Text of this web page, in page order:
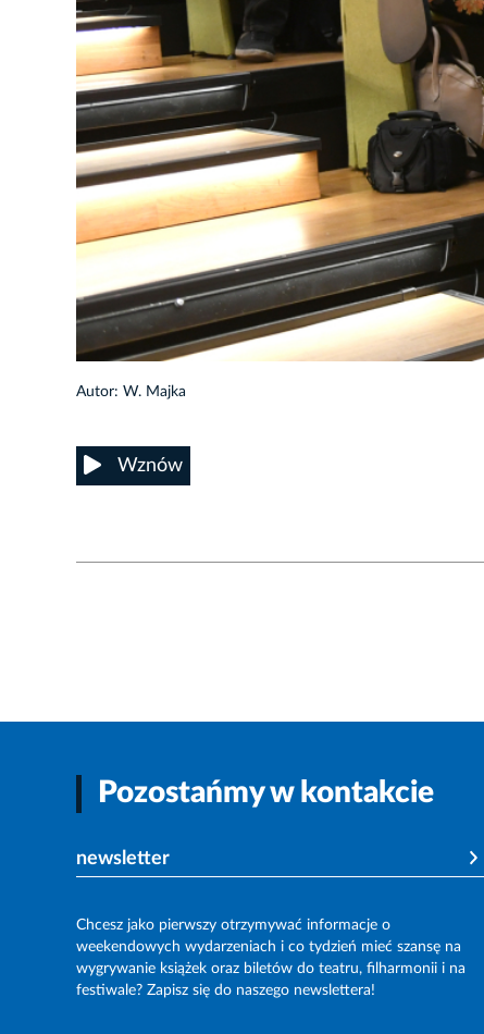
Autor: W. Majka
Wznów
Pozostańmy w kontakcie
newsletter
Chcesz jako pierwszy otrzymywać informacje o
weekendowych wydarzeniach i co tydzień mieć szansę na
wygrywanie książek oraz biletów do teatru, filharmonii i na
festiwale? Zapisz się do naszego newslettera!